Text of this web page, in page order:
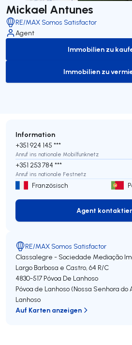
Mickael Antunes
RE/MAX Somos Satisfactor
Agent
to-buy-
Immobilien zu
to-
Immobilien zu
Information
+351 924 145 ***
Anruf ins nationale Mobilfunknetz
+351 253 784 ***
Anruf ins nationale Festnetz
Französisch
Agent
Agent
RE/MAX Somos Satisfactor
Classalegre - Sociedade Mediação
Largo Barbosa e Castro, 64 R/C
4830-517 Póvoa De Lanhoso
Póvoa de Lanhoso (Nossa Senhora do
Lanhoso
Auf Karten anzeigen